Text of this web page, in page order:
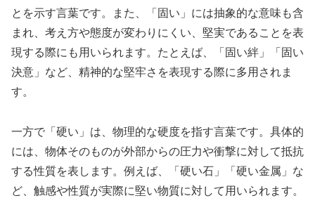
とを示す言葉です。また、「固い」には抽象的な意味も含
まれ、考え方や態度が変わりにくい、堅実であることを表
現する際にも用いられます。たとえば、「固い絆」「固い
決意」など、精神的な堅牢さを表現する際に多用されま
す。
一方で「硬い」は、物理的な硬度を指す言葉です。具体的
には、物体そのものが外部からの圧力や衝撃に対して抵抗
する性質を表します。例えば、「硬い石」「硬い金属」な
ど、触感や性質が実際に堅い物質に対して用いられます。